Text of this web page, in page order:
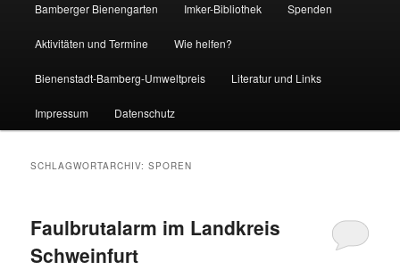
Bamberger Bienengarten Imker-Bibliothek Spenden
Aktivitäten und Termine Wie helfen?
Bienenstadt-Bamberg-Umweltpreis Literatur und Links
Impressum Datenschutz
SCHLAGWORTARCHIV:SPOREN
Faulbrutalarm im Landkreis
Schweinfurt